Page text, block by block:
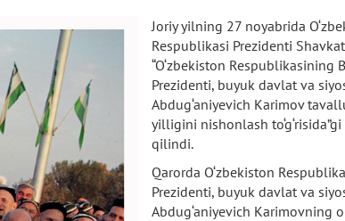
Joriy yilning 27 noyabrida
Respublikasi Prezidenti
“O‘zbekiston Respublikasining
Prezidenti, buyuk davlat va
Abdug‘aniyevich Karimov
yilligini nishonlash
qilindi.
Qarorda O‘zbekiston
Prezidenti, buyuk davlat va
Abdug‘aniyevich Karimovning